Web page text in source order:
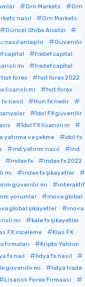
Grn Markets
Grn
nasıl
Grn Markets
Güncel Shiba Analizi
nasıl anlaşılır
Güvenilir
capital
hedef capital
mı
hedef capital
hot forex
hot forex 2022
lisanslı mı
hot forex
nasıl
Hun fx nedir
İdol FX güvenilir
İdol FX lisanslı m
yatırma ve çekme
idol fx
ind yatırım nasıl
ind
index fx
index fx 2022
mı
index fx şikayetler
güvenilir mi
interaktif
yorumlar
ınova global
global şikayetler
ınova
mı
kale fx şikayetler
FX inceleme
Klas FX
firmaları
Kripto Yatırım
fx naıl
lidya fx nasıl
güvenilir mi
lidya trade
Lisanslı Forex Firmaası